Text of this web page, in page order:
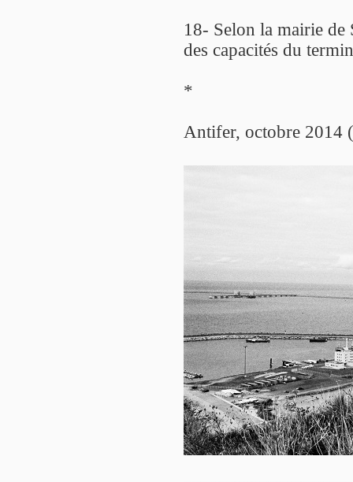
18- Selon la mairie
des capacités du
*
Antifer, octobre 2014